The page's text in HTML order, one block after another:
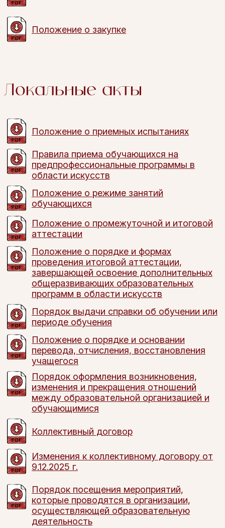
Положение о закупке
Локальные акты
Положение о приемных испытаниях
Правила приема обучающихся на
предпрофессиональные программы в
области искусств
Положение о режиме занятий
обучающихся
Положение о промежуточной и итоговой
аттестации
Положение о порядке и формах
проведения итоговой аттестации,
завершающей освоение дополнительных
общеразвивающих образовательных
программ в области искусств
Порядок выдачи справки об обучении или
периоде обучения
Положение о порядке и основании
перевода, отчисления, восстановления
учащегося
Порядок оформления возникновения,
изменения и прекращения отношений
между образовательной организацией и
обучающимися
Коллективный договор
Изменения к коллективному договору от
9.12.2025 г.
Порядок посещения мероприятий,
которые проводятся в организации,
осуществляющей образовательную
деятельность